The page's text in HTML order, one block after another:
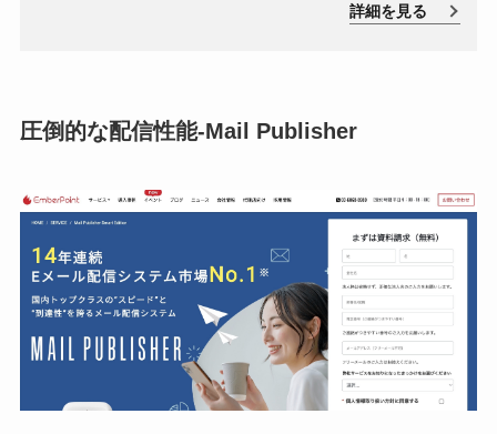
により、情報共有の効率化や業務の進行状況の把握が容
詳細を見る
圧倒的な配信性能-Mail Publisher